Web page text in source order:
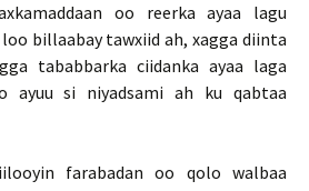
oo reerka ayaa lagu
loo billaabay tawxiid ah, xagga diinta
tababbarka ciidanka ayaa laga
ayuu si niyadsami ah ku qabtaa
farabadan oo qolo walbaa